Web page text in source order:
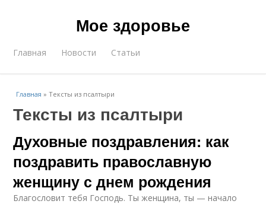
Мое здоровье
Главная Новости Статьи
Главная »Тексты из псалтыри
Тексты из псалтыри
Духовные поздравления: как
поздравить православную
женщину с днем рождения
Благословит тебя Господь. Ты женщина, ты — начало